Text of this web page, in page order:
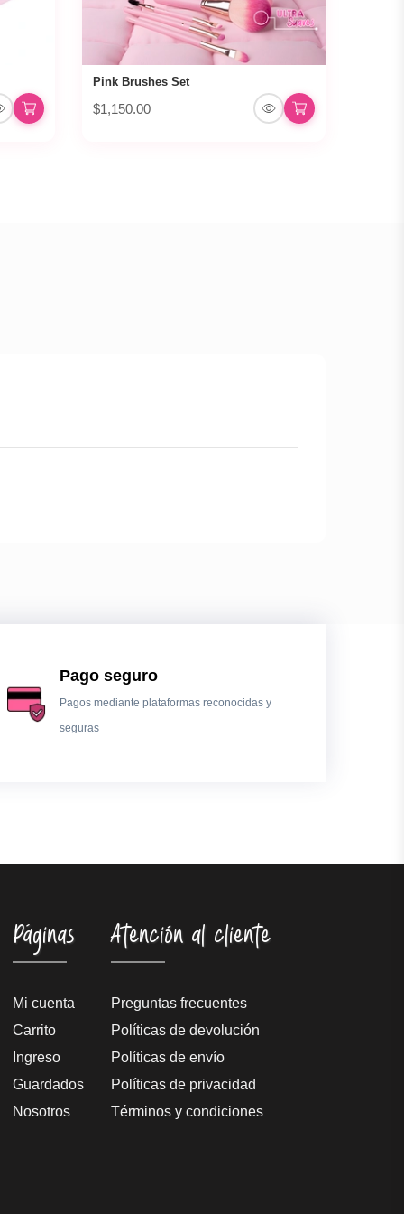
Pink Brushes Set
$1,150.00
Pago seguro
Pagos mediante plataformas reconocidas y
seguras
Páginas
Mi cuenta
Carrito
Ingreso
Guardados
Nosotros
Atención al cliente
Preguntas frecuentes
Políticas de devolución
Políticas de envío
Políticas de privacidad
Términos y condiciones